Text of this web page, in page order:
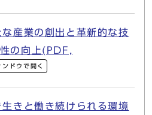
産業の創出と革新的な技
の向上(PDF,
ンドウで開く
きと働き続けられる環境